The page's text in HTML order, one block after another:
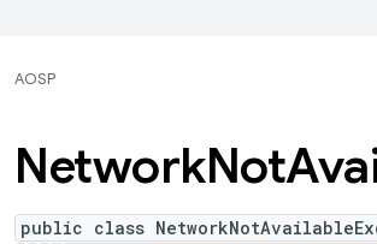
AOSP
NetworkNot
public class